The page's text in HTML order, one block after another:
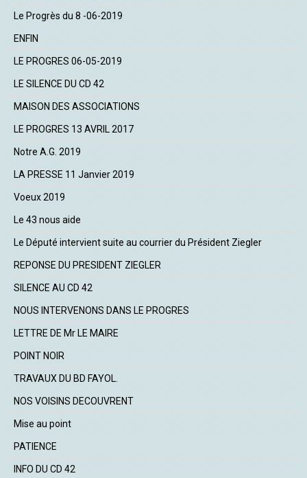
Le Progrès du 8 -06-2019
ENFIN
LE PROGRES 06-05-2019
LE SILENCE DU CD 42
MAISON DES ASSOCIATIONS
LE PROGRES 13 AVRIL 2017
Notre A.G. 2019
LA PRESSE 11 Janvier 2019
Voeux 2019
Le 43 nous aide
Le Député intervient suite au courrier du Président Ziegler
REPONSE DU PRESIDENT ZIEGLER
SILENCE AU CD 42
NOUS INTERVENONS DANS LE PROGRES
LETTRE DE Mr LE MAIRE
POINT NOIR
TRAVAUX DU BD FAYOL.
NOS VOISINS DECOUVRENT
Mise au point
PATIENCE
INFO DU CD 42